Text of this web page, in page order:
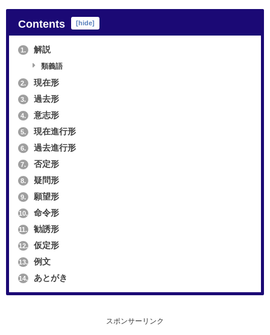
Contents [hide]
1. 解説
類義語
2. 現在形
3. 過去形
4. 意志形
5. 現在進行形
6. 過去進行形
7. 否定形
8. 疑問形
9. 願望形
10. 命令形
11. 勧誘形
12. 仮定形
13. 例文
14. あとがき
スポンサーリンク